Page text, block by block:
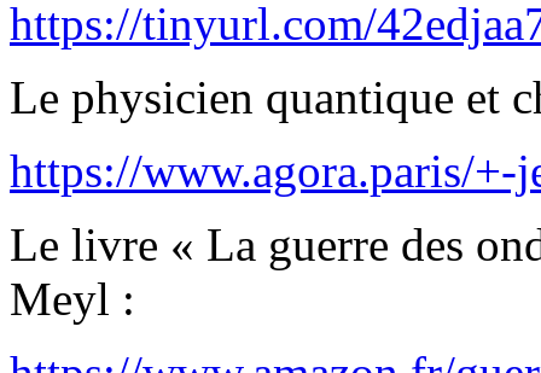
https://tinyurl.com/
Le physicien quantique et
https://www.agora.paris/
Le livre « La guerre des
Meyl :